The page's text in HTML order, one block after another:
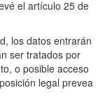
el artículo 25 de
los datos entrarán
ser tratados por
o posible acceso
legal prevea